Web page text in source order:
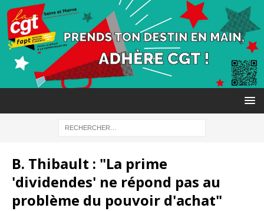
B. Thibault : "La prime
'dividendes' ne répond pas au
problème du pouvoir d'achat"